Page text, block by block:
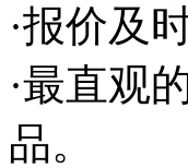
·报价及
·最直观
品。